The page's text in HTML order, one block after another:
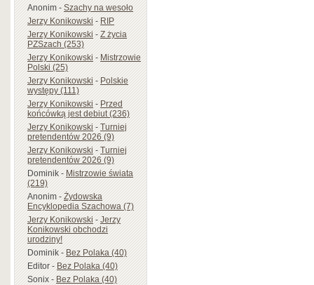
Anonim-Szachy na wesoło
Jerzy Konikowski-RIP
Jerzy Konikowski-Z życia
PZSzach (253)
Jerzy Konikowski-Mistrzowie
Polski (25)
Jerzy Konikowski-Polskie
występy (111)
Jerzy Konikowski-Przed
końcówką jest debiut (236)
Jerzy Konikowski-Turniej
pretendentów 2026 (9)
Jerzy Konikowski-Turniej
pretendentów 2026 (9)
Dominik-Mistrzowie świata
(219)
Anonim-Żydowska
Encyklopedia Szachowa (7)
Jerzy Konikowski-Jerzy
Konikowski obchodzi
urodziny!
Dominik-Bez Polaka (40)
Editor-Bez Polaka (40)
Sonix-Bez Polaka (40)